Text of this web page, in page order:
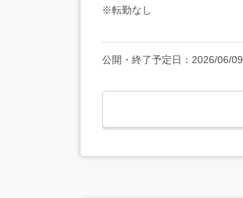
※転勤なし
公開・終了予定日： 2026/06/09